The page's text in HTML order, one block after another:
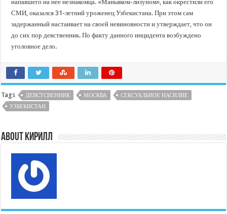
напавшего на нее незнакомца. «Маньяком-лизуном», как окрестили его
СМИ, оказался 31-летний уроженец Узбекистана. При этом сам
задержанный настаивает на своей невиновности и утверждает, что он
до сих пор девственник. По факту данного инцидента возбуждено
уголовное дело.
Tags ДЕВСТСВЕННИК МОСКВА
СЕКСУАЛЬНОЕ НАСИЛИЕ
УЗБЕКИСТАН
About Кирилл